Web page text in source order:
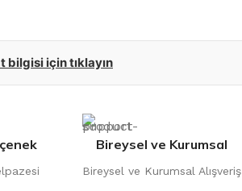
bilgisi için tıklayın
Bireysel ve Kurumsal
Bireysel ve Kurumsal Alışveriş